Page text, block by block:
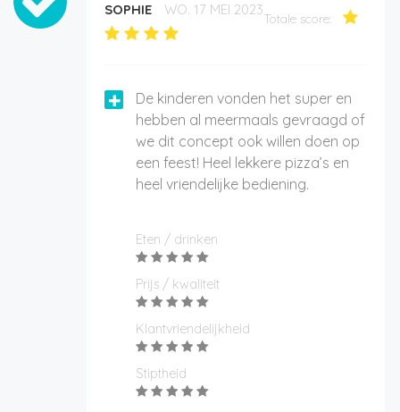
SOPHIE WO. 17 MEI 2023
Totale score:
De kinderen vonden het super en
hebben al meermaals gevraagd of
we dit concept ook willen doen op
een feest! Heel lekkere pizza’s en
heel vriendelijke bediening.
Eten / drinken
Prijs / kwaliteit
Klantvriendelijkheid
Stiptheid